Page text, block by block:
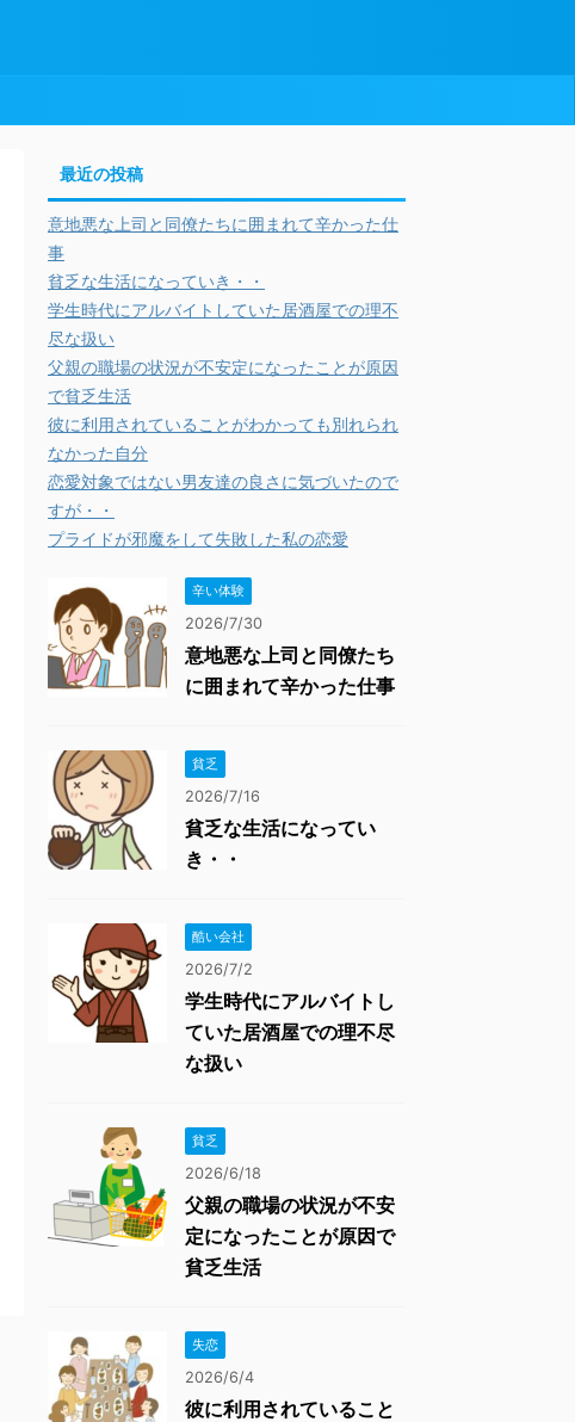
最近の投稿
意地悪な上司と同僚たちに囲まれて辛かった仕
事
貧乏な生活になっていき・・
学生時代にアルバイトしていた居酒屋での理不
尽な扱い
父親の職場の状況が不安定になったことが原因
で貧乏生活
彼に利用されていることがわかっても別れられ
なかった自分
恋愛対象ではない男友達の良さに気づいたので
すが・・
プライドが邪魔をして失敗した私の恋愛
辛い体験
2026/7/30
意地悪な上司と同僚たち
に囲まれて辛かった仕事
貧乏
2026/7/16
貧乏な生活になってい
き・・
酷い会社
2026/7/2
学生時代にアルバイトし
ていた居酒屋での理不尽
な扱い
貧乏
2026/6/18
父親の職場の状況が不安
定になったことが原因で
貧乏生活
失恋
2026/6/4
彼に利用されていること